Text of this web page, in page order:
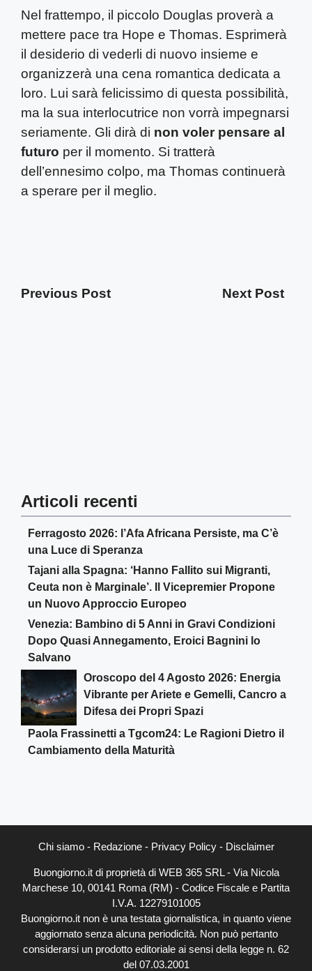
Nel frattempo, il piccolo Douglas proverà a
mettere pace tra Hope e Thomas. Esprimerà
il desiderio di vederli di nuovo insieme e
organizzerà una cena romantica dedicata a
loro. Lui sarà felicissimo di questa possibilità,
ma la sua interlocutrice non vorrà impegnarsi
seriamente. Gli dirà di non voler pensare al
futuro per il momento. Si tratterà
dell’ennesimo colpo, ma Thomas continuerà
a sperare per il meglio.
Previous Post Next Post
Articoli recenti
Ferragosto 2026: l’Afa Africana Persiste, ma C’è
una Luce di Speranza
Tajani alla Spagna: ‘Hanno Fallito sui Migranti,
Ceuta non è Marginale’. Il Vicepremier Propone
un Nuovo Approccio Europeo
Venezia: Bambino di 5 Anni in Gravi Condizioni
Dopo Quasi Annegamento, Eroici Bagnini lo
Salvano
Oroscopo del 4 Agosto 2026: Energia
Vibrante per Ariete e Gemelli, Cancro a
Difesa dei Propri Spazi
Paola Frassinetti a Tgcom24: Le Ragioni Dietro il
Cambiamento della Maturità
Chi siamo- Redazione- Privacy Policy- Disclaimer
Buongiorno.it di proprietà di WEB 365 SRL - Via Nicola
Marchese 10, 00141 Roma (RM) - Codice Fiscale e Partita
I.V.A. 12279101005
Buongiorno.it non è una testata giornalistica, in quanto viene
aggiornato senza alcuna periodicità. Non può pertanto
considerarsi un prodotto editoriale ai sensi della legge n. 62
del 07.03.2001